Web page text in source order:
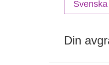
Svenska
Din